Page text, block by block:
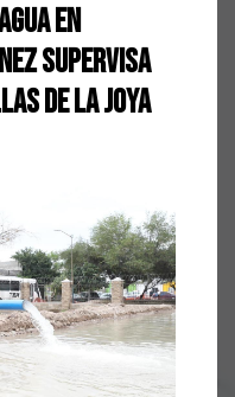
en
supervisa
de la Joya